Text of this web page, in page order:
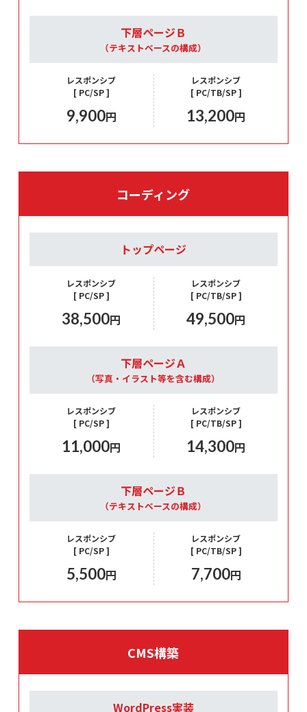
下層ページＢ
（テキストベースの構成）
レスポンシブ
[ PC/SP ]
9,900円
レスポンシブ
[ PC/TB/SP ]
13,200円
コーディング
トップページ
レスポンシブ
[ PC/SP ]
38,500円
レスポンシブ
[ PC/TB/SP ]
49,500円
下層ページＡ
（写真・イラスト等を含む構成）
レスポンシブ
[ PC/SP ]
11,000円
レスポンシブ
[ PC/TB/SP ]
14,300円
下層ページＢ
（テキストベースの構成）
レスポンシブ
[ PC/SP ]
5,500円
レスポンシブ
[ PC/TB/SP ]
7,700円
CMS構築
WordPress実装